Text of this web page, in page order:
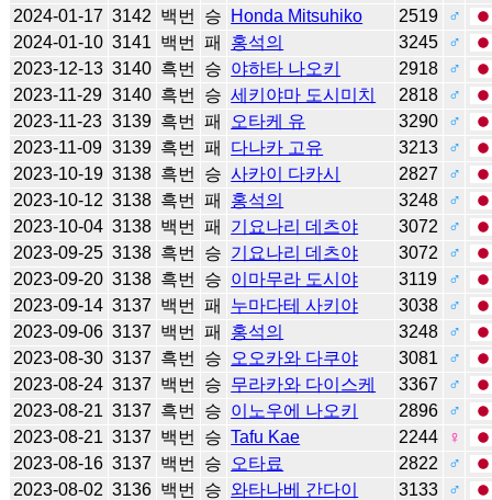
2024-01-17 3142 백번 승 Honda Mitsuhiko 2519
♂
2024-01-10 3141 백번 패 홍석의 3245
♂
2023-12-13 3140 흑번 승 야하타 나오키 2918
♂
2023-11-29 3140 흑번 승 세키야마 도시미치 2818
♂
2023-11-23 3139 흑번 패 오타케 유 3290
♂
2023-11-09 3139 흑번 패 다나카 고유 3213
♂
2023-10-19 3138 흑번 승 사카이 다카시 2827
♂
2023-10-12 3138 흑번 패 홍석의 3248
♂
2023-10-04 3138 백번 패 기요나리 데츠야 3072
♂
2023-09-25 3138 흑번 승 기요나리 데츠야 3072
♂
2023-09-20 3138 흑번 승 이마무라 도시야 3119
♂
2023-09-14 3137 백번 패 누마다테 사키야 3038
♂
2023-09-06 3137 백번 패 홍석의 3248
♂
2023-08-30 3137 흑번 승 오오카와 다쿠야 3081
♂
2023-08-24 3137 백번 승 무라카와 다이스케 3367
♂
2023-08-21 3137 흑번 승 이노우에 나오키 2896
♂
2023-08-21 3137 백번 승 Tafu Kae 2244
♀
2023-08-16 3137 백번 승 오타료 2822
♂
2023-08-02 3136 백번 승 와타나베 간다이 3133
♂